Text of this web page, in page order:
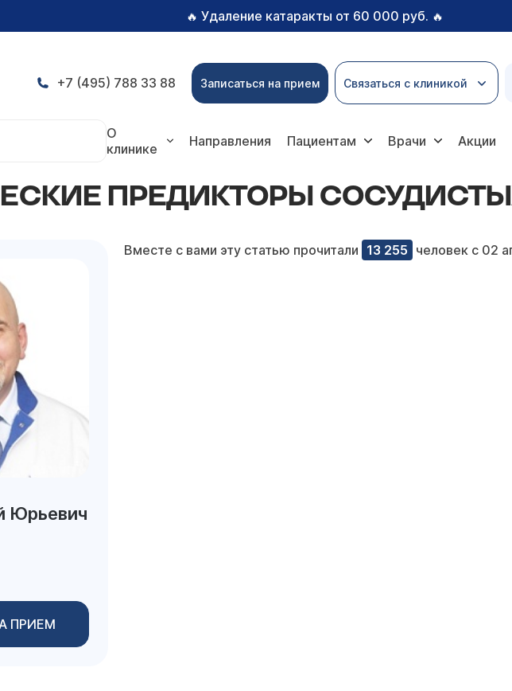
🔥 Удаление катаракты от 60 000 руб. 🔥
+7 (495) 788 33 88 Записаться на прием Связаться с клиникой
О
клинике
Направления Пациентам Врачи Акции
ПРЕДИКТОРЫ
Юрьевич
ПРИЕМ
Вместе с вами эту статью прочитали 13 255 человек с 02